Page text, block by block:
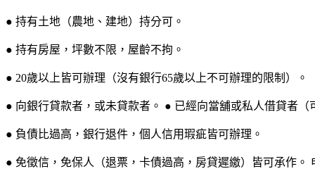
● 持有土地（農地、建地）持分可。
● 持有房屋，坪數不限，屋齡不拘。
● 20歲以上皆可辦理（沒有銀行65歲以上不可辦理的限制）。
● 向銀行貸款者，或未貸款者。 ● 已經向當舖或私人借貸者（
● 負債比過高，銀行退件，個人信用瑕疵皆可辦理。
● 免徵信，免保人（退票，卡債過高，房貸遲繳）皆可承作。